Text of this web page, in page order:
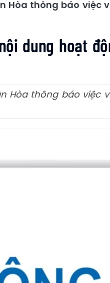
Hòa thông báo việc
dung hoạt
Hòa thông báo việc